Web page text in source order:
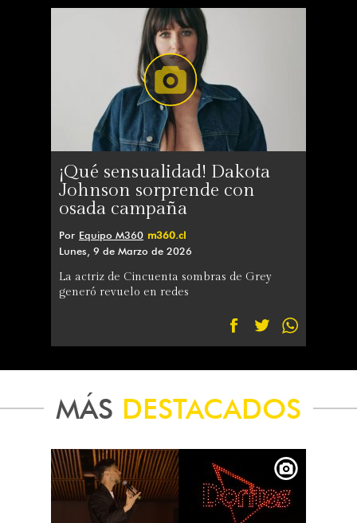
¡Qué sensualidad! Dakota
Johnson sorprende con
osada campaña
Por Equipo M360 m360.cl
Lunes, 9 de Marzo de 2026
La actriz de Cincuenta sombras de Grey
generó revuelo en redes
MÁS DESTACADOS